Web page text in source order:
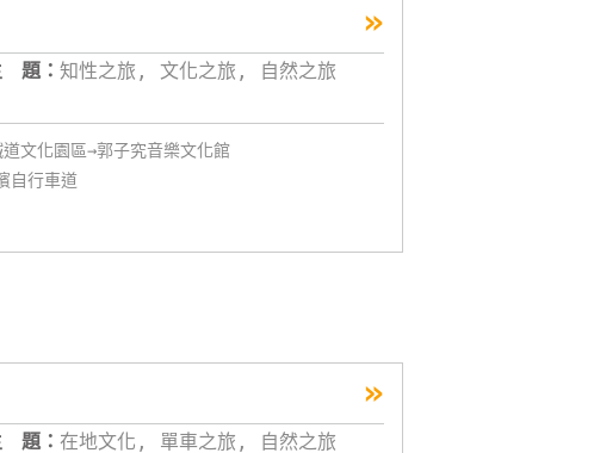
»
題： 知性之旅, 文化之旅, 自然之旅
文化園區→郭子究音樂文化館
自行車道
»
題： 在地文化, 單車之旅, 自然之旅